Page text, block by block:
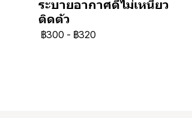
ระบายอากาศดีไม่เหนียว
ติดตัว
฿300 - ฿320